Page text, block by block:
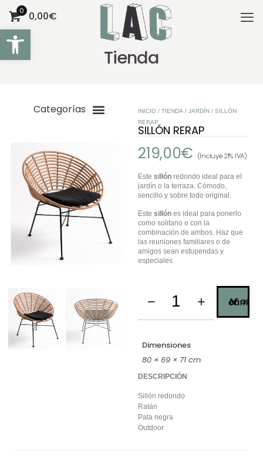
Abrir barra de herramientas
0 0,00€
Tienda
INICIO /TIENDA /JARDÍN / SILLÓN
RERAP
SILLÓN RERAP
219,00€ (Incluye 21% IVA)
Estesillón redondo ideal para el
jardín o la terraza. Cómodo,
sencillo y sobre todo original.
Estesillón es ideal para ponerlo
como solitario o con la
combinación de ambos. Haz que
las reuniones familiares o de
amigos sean estupendas y
especiales
Añadir al carrito
Dimensiones
80 × 69 × 71 cm
DESCRIPCIÓN
Sillón redondo
Ratán
Pata negra
Outdoor